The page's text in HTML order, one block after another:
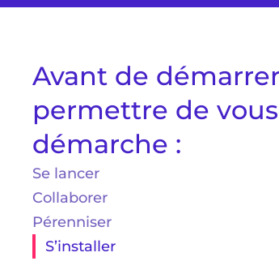
Avant de
permettre de
démarche :
Se lancer
Collaborer
Pérenniser
S’installer